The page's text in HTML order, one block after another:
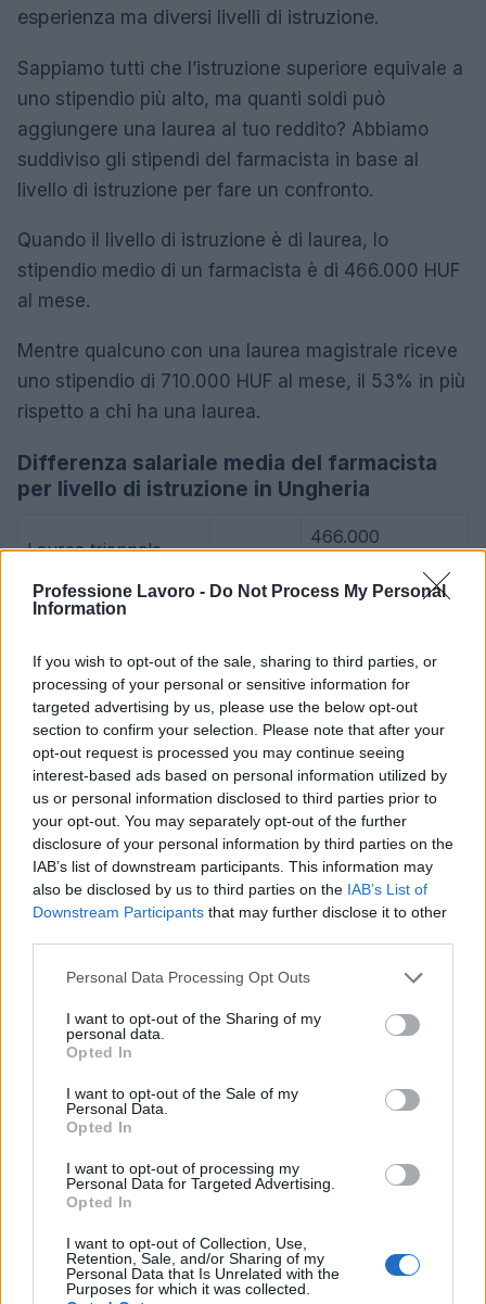
Professione Lavoro - Do Not Process My Personal
Information
If you wish to opt-out of the sale, sharing to third parties, or
processing of your personal or sensitive information for
targeted advertising by us, please use the below opt-out
section to confirm your selection. Please note that after your
opt-out request is processed you may continue seeing
interest-based ads based on personal information utilized by
us or personal information disclosed to third parties prior to
your opt-out. You may separately opt-out of the further
disclosure of your personal information by third parties on the
IAB’s list of downstream participants. This information may
also be disclosed by us to third parties on the IAB’s List of
Downstream Participants that may further disclose it to other
Please note that this website/app uses one or more Google
not limited to your visit or usage behaviour. You may click to
grant or deny consent to Google and its third-party tags to
use your data for below specified purposes in below Google
consent section.
Personal Data Processing Opt Outs
I want to opt-out of the Sharing of my
personal data.
Opted In
I want to opt-out of the Sale of my
Personal Data.
Opted In
I want to opt-out of processing my
Personal Data for Targeted Advertising.
Opted In
I want to opt-out of Collection, Use,
Retention, Sale, and/or Sharing of my
Personal Data that Is Unrelated with the
Purposes for which it was collected.
esperienza ma diversi livelli di istruzione.
Sappiamo tutti che l’istruzione superiore equivale a
uno stipendio più alto, ma quanti soldi può
aggiungere una laurea al tuo reddito? Abbiamo
suddiviso gli stipendi del farmacista in base al
livello di istruzione per fare un confronto.
Quando il livello di istruzione è di laurea, lo
stipendio medio di un farmacista è di 466.000 HUF
al mese.
Mentre qualcuno con una laurea magistrale riceve
uno stipendio di 710.000 HUF al mese, il 53% in più
rispetto a chi ha una laurea.
Differenza salariale media del farmacista
per livello di istruzione in Ungheria
Laurea triennale
466.000
Master 710.000 HUF
L’aumento e la diminuzione percentuali sono relativi al
valore precedente
Vale la pena un Master o un MBA? Dovresti
perseguire l’istruzione superiore?
Un corso di laurea magistrale o qualsiasi
programma post-laurea inUngheriacosta da
2.470.000fiorini (s) a7.400.000 fiorini (s) e dura
circa due anni. Questo è un bel investimento.
stipendio durante il periodo di studio, ammesso che
tu abbia già un lavoro. Nella maggior parte dei casi,
una volta completata l’istruzione e conseguito il
titolo, viene effettuata una revisione dello stipendio.
Molte persone perseguono l’istruzione superiore
come tattica per passare a un lavoro più retribuito. I
numeri sembrano supportare la teoria. L’aumento
è di circa il 10% in più rispetto al consueto aumento
di stipendio.